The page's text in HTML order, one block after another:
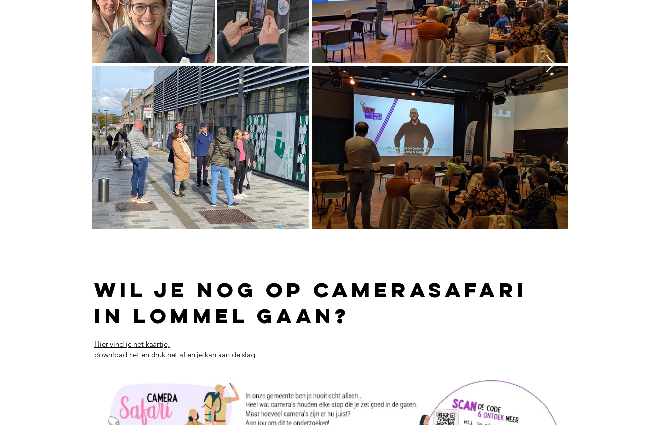
Wil je nog op camerasafari
in Lommel gaan?
Hier vind je het kaartje,
download het en druk het af en je kan aan de slag